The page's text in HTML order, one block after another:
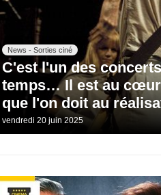
News - Sorties ciné
C'est l'un des
temps… Il est au cœur
que l'on doit au
vendredi 20 juin 2025